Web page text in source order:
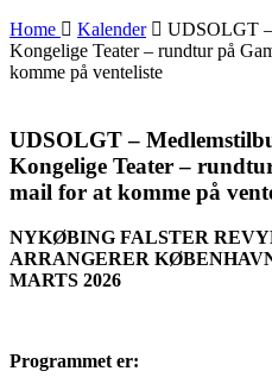
Home
Kalender
UDSOLGT
Kongelige Teater – rundtur på
komme på venteliste
UDSOLGT –
Kongelige Teater –
mail for at komme på
NYKØBING FALSTER
ARRANGERER
MARTS 2026
Programmet er: